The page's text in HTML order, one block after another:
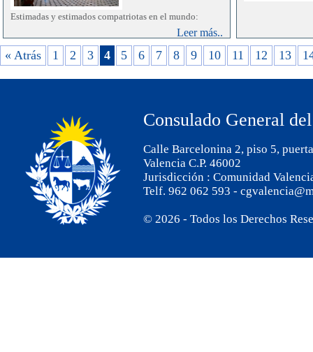
Estimadas y estimados compatriotas en el mundo:
En este tiempo de celebraciones y renovación
desafiante, quiero hacerles llegar un afectuoso saludo en
nombre del Ministerio de Relaciones Exteriores, de
aprendizaje y de profundo compromiso con las
uruguayas y uruguayos que residen en el mundo. A lo
largo de este camino, he reafirmado que la distancia no
debilita, sino que fortalece el vínculo con la tierra que
nos identifica y nos une.
Sabemos que estas fechas tienen un significado
especial, particularmente para quienes se encuentran
lejos. Por ello, deseo expresarles el reconocimiento y el
agradecimiento del Estado uruguayo por el permanente
Leer más..
« Atrás 1 2 3 4 5 6 7 8 9 10 11 12 13
Consulado General
Calle Barcelonina 2, piso 5,
Valencia C.P. 46002
Jurisdicción : Comunidad
Telf. 962 062 593 -
© 2026 - Todos los Derechos